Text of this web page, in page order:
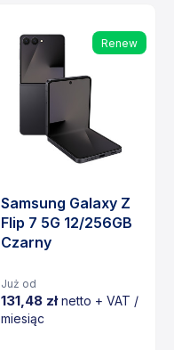
Renew
Samsung Galaxy Z
Flip 7 5G 12/256GB
Czarny
Już od
131,48 złnetto + VAT /
miesiąc